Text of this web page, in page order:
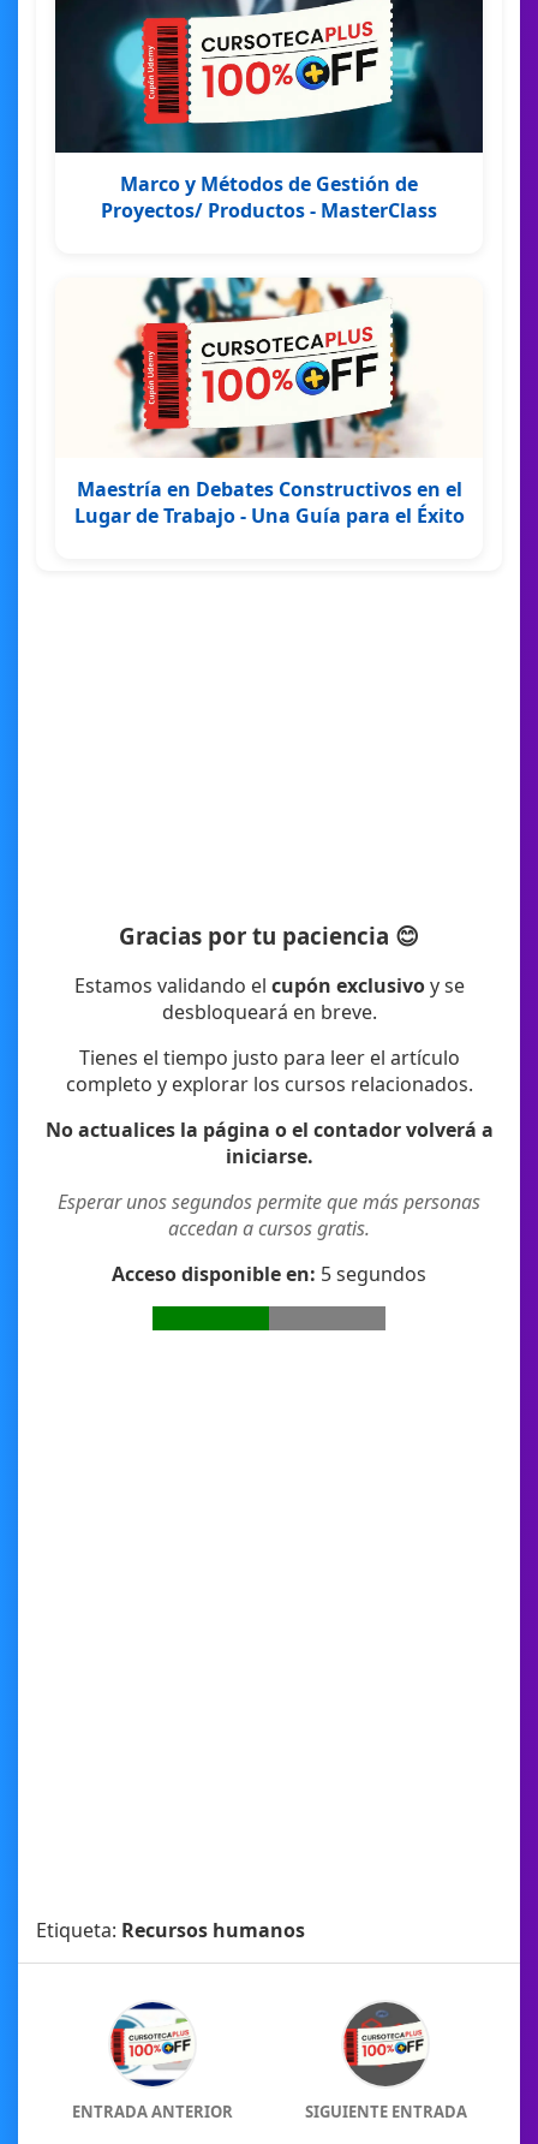
Marco y Métodos de Gestión de
Proyectos/ Productos - MasterClass
Maestría en Debates Constructivos en el
Lugar de Trabajo - Una Guía para el Éxito
Gracias por tu paciencia 😊
Estamos validando el cupón exclusivoy se
desbloqueará en breve.
Tienes el tiempo justo para leer el artículo
completo y explorar los cursos relacionados.
No actualices la página o el contador volverá a
iniciarse.
Esperar unos segundos permite que más personas
accedan a cursos gratis.
Acceso disponible en: 4segundos
Etiqueta: Recursos humanos
ENTRADA ANTERIOR SIGUIENTE ENTRADA